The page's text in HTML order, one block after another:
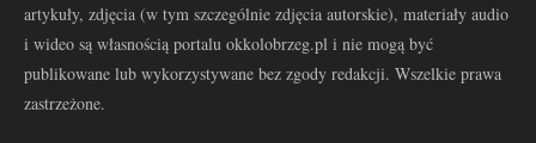
artykuły, zdjęcia (w tym szczególnie zdjęcia autorskie), materiały audio
i wideo są własnością portalu okkolobrzeg.pl i nie mogą być
publikowane lub wykorzystywane bez zgody redakcji. Wszelkie prawa
zastrzeżone.